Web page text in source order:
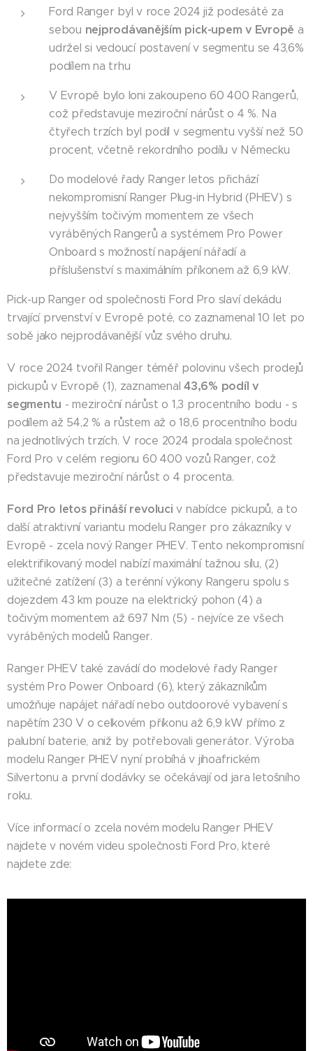
Ford Ranger byl v roce 2024 již podesáté za
sebou nejprodávanějším pick-upem v Evropě a
udržel si vedoucí postavení v segmentu se 43,6%
podílem na trhu
V Evropě bylo loni zakoupeno 60 400 Rangerů,
což představuje meziroční nárůst o 4 %. Na
čtyřech trzích byl podíl v segmentu vyšší než 50
procent, včetně rekordního podílu v Německu
Do modelové řady Ranger letos přichází
nekompromisní Ranger Plug-in Hybrid (PHEV) s
nejvyšším točivým momentem ze všech
vyráběných Rangerů a systémem Pro Power
Onboard s možností napájení nářadí a
příslušenství s maximálním příkonem až 6,9 kW.
Pick-up Ranger od společnosti Ford Pro slaví dekádu
trvající prvenství v Evropě poté, co zaznamenal 10 let po
sobě jako nejprodávanější vůz svého druhu.
V roce 2024 tvořil Ranger téměř polovinu všech prodejů
pickupů v Evropě (1), zaznamenal43,6% podíl v
segmentu - meziroční nárůst o 1,3 procentního bodu - s
podílem až 54,2 % a růstem až o 18,6 procentního bodu
na jednotlivých trzích. V roce 2024 prodala společnost
Ford Pro v celém regionu 60 400 vozů Ranger, což
představuje meziroční nárůst o 4 procenta.
Ford Pro letos přináší revoluci v nabídce pickupů, a to
další atraktivní variantu modelu Ranger pro zákazníky v
Evropě - zcela nový Ranger PHEV. Tento nekompromisní
elektrifikovaný model nabízí maximální tažnou sílu, (2)
užitečné zatížení (3) a terénní výkony Rangeru spolu s
dojezdem 43 km pouze na elektrický pohon (4) a
točivým momentem až 697 Nm (5) - nejvíce ze všech
vyráběných modelů Ranger.
Ranger PHEV také zavádí do modelové řady Ranger
systém Pro Power Onboard (6), který zákazníkům
umožňuje napájet nářadí nebo outdoorové vybavení s
napětím 230 V o celkovém příkonu až 6,9 kW přímo z
palubní baterie, aniž by potřebovali generátor. Výroba
modelu Ranger PHEV nyní probíhá v jihoafrickém
Silvertonu a první dodávky se očekávají od jara letošního
roku.
Více informací o zcela novém modelu Ranger PHEV
najdete v novém videu společnosti Ford Pro, které
najdete zde: